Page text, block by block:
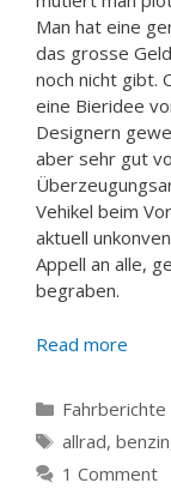
Man hat eine
das grosse
noch nicht gibt.
eine Bieridee
Designern
aber sehr gut
Vehikel beim
aktuell
Appell an alle,
begraben.
Read more
Categories
Tags
allrad, benzin
1 Comment